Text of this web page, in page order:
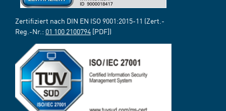
Zertifiziert nach DIN EN ISO 9001:2015-11 (Zert.-
Reg.-Nr.: 01 100 2100794 [PDF])